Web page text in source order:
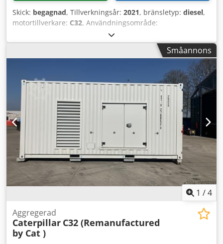
Skick: begagnad, Tillverkningsår: 2021, bränsletyp: diesel,
motortillverkare: C32, Användningsområde:
Byggbranschen Egenvikt: 18 221 kg Dsdpfx Ajvyn A Uscqekr
Generatoreffekt: 1 100 kVA Transportmått (L x B x H): 20 fot
HC-container Kontakta Sales Department för mer
information. Över 85 års säljerfarenhet i Nederländerna.
Ett expertteam som söker individuella lösningar för dina
behov. 1000 timmar eller 1 års garanti: optimal trygghet.
Tillgängliga dygnet runt, sju dagar i veckan. Snabb service.
Stort lager, omedelbart leveransklara enheter.
Småannons
1 /4
Aggregerad
Caterpillar C32 (Remanufactured
by Cat )